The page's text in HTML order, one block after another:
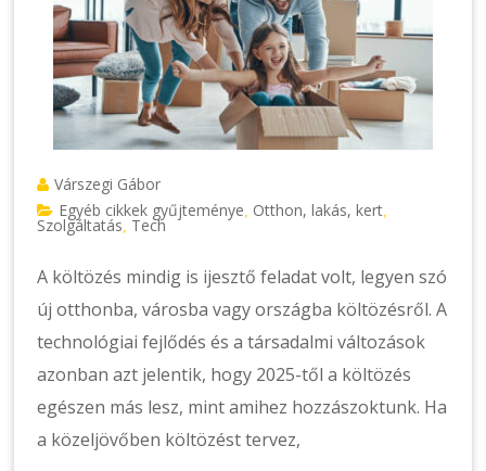
Várszegi Gábor
Egyéb cikkek gyűjteménye Otthon, lakás, kert
Szolgáltatás Tech
A költözés mindig is ijesztő feladat volt, legyen szó
új otthonba, városba vagy országba költözésről. A
technológiai fejlődés és a társadalmi változások
azonban azt jelentik, hogy 2025-től a költözés
egészen más lesz, mint amihez hozzászoktunk. Ha
a közeljövőben költözést tervez,